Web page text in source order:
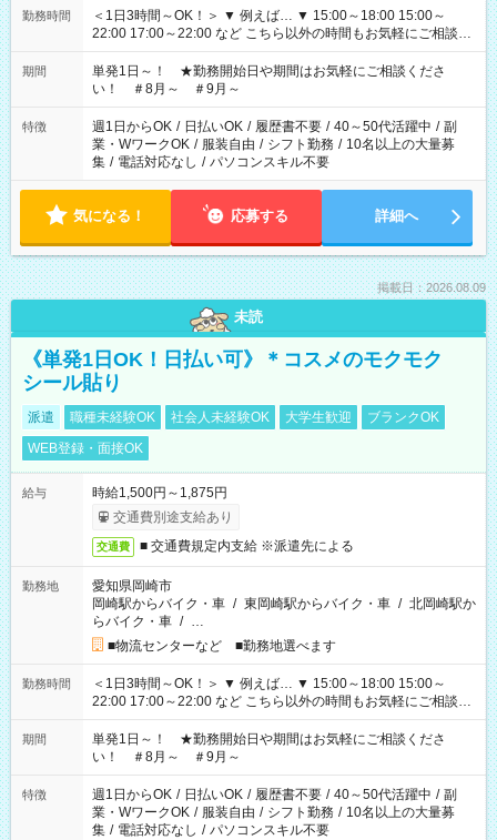
勤務時間
＜1日3時間～OK！＞ ▼ 例えば… ▼ 15:00～18:00 15:00～
22:00 17:00～22:00 など こちら以外の時間もお気軽にご相談く
ださい！
期間
単発1日～！ ★勤務開始日や期間はお気軽にご相談くださ
い！ ＃8月～ ＃9月～
特徴 週1日からOK / 日払いOK / 履歴書不要 / 40～50代活躍中 / 副
業・WワークOK / 服装自由 / シフト勤務 / 10名以上の大量募
集 / 電話対応なし / パソコンスキル不要
気になる！ 応募する 詳細へ
掲載日：2026.08.09
未読
《単発1日OK！日払い可》＊コスメのモクモク
シール貼り
派遣 職種未経験OK 社会人未経験OK 大学生歓迎
ブランクOK
WEB登録・面接OK
給与
時給1,500円～1,875円
交通費別途支給あり
交通費 ■ 交通費規定内支給 ※派遣先による
勤務地
愛知県岡崎市
岡崎駅からバイク・車 / 東岡崎駅からバイク・車 / 北岡崎駅か
らバイク・車 / …
■物流センターなど ■勤務地選べます
勤務時間
＜1日3時間～OK！＞ ▼ 例えば… ▼ 15:00～18:00 15:00～
22:00 17:00～22:00 など こちら以外の時間もお気軽にご相談く
ださい！
期間
単発1日～！ ★勤務開始日や期間はお気軽にご相談くださ
い！ ＃8月～ ＃9月～
特徴 週1日からOK / 日払いOK / 履歴書不要 / 40～50代活躍中 / 副
業・WワークOK / 服装自由 / シフト勤務 / 10名以上の大量募
集 / 電話対応なし / パソコンスキル不要